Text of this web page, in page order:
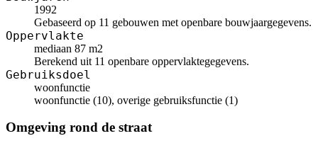
1992
Gebaseerd op 11 gebouwen met openbare bouwjaargegevens.
Oppervlakte
mediaan 87 m2
Berekend uit 11 openbare oppervlaktegegevens.
Gebruiksdoel
woonfunctie
woonfunctie (10), overige gebruiksfunctie (1)
Omgeving rond de straat